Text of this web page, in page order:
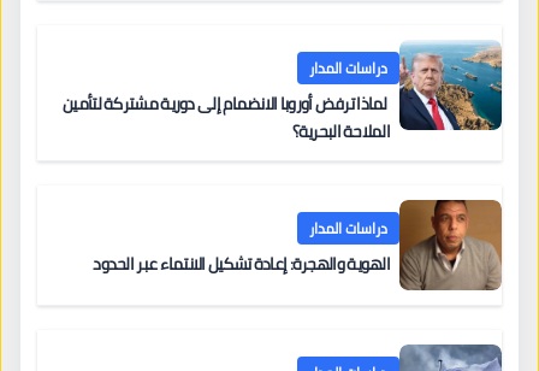
دراسات المدار
لماذا ترفض أوروبا الانضمام إلى دورية مشتركة لتأمين
الملاحة البحرية؟
دراسات المدار
الهوية والهجرة: إعادة تشكيل الانتماء عبر الحدود